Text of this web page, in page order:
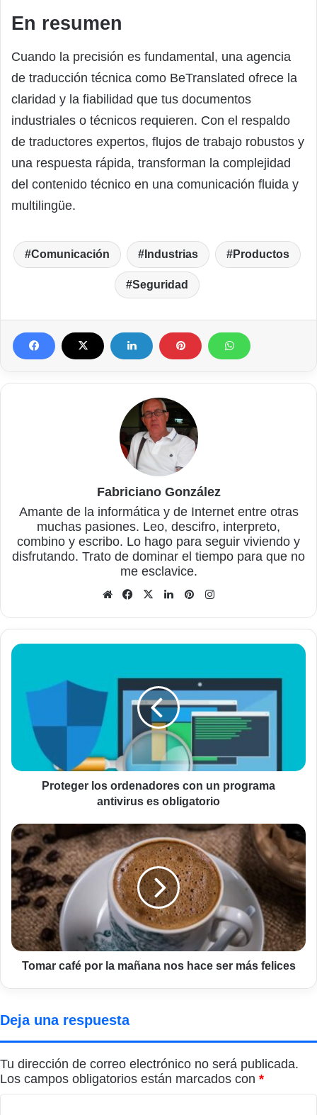
En resumen
Cuando la precisión es fundamental, una agencia
de traducción técnica como BeTranslated ofrece la
claridad y la fiabilidad que tus documentos
industriales o técnicos requieren. Con el respaldo
de traductores expertos, flujos de trabajo robustos y
una respuesta rápida, transforman la complejidad
del contenido técnico en una comunicación fluida y
multilingüe.
Comunicación Industrias Productos
Seguridad
Fabriciano González
Amante de la informática y de Internet entre otras
muchas pasiones. Leo, descifro, interpreto,
combino y escribo. Lo hago para seguir viviendo y
disfrutando. Trato de dominar el tiempo para que no
me esclavice.
Sitio
Facebook
X LinkedInPinterest
Proteger
ordenadores
con
programa
antivirus
obligatorio
Proteger los ordenadores con un programa
antivirus es obligatorio
Tomar
café
por
la
mañana
nos
hace
ser
más
felices
Tomar café por la mañana nos hace ser más felices
Deja una respuesta
Tu dirección de correo electrónico no será publicada.
Los campos obligatorios están marcados con *